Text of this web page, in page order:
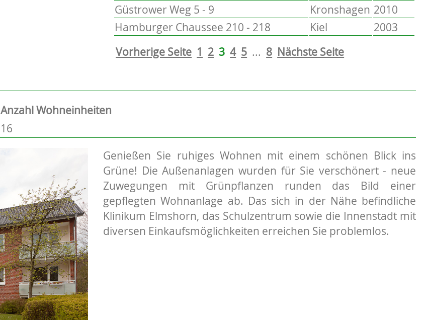
Güstrower Weg 5 - 9
Kronshagen 2010
Hamburger Chaussee 210 - 218
Kiel
2003
Vorherige Seite 1 2 3 4 5 ... 8 Nächste Seite
Anzahl Wohneinheiten
16
Genießen Sie ruhiges Wohnen mit einem schönen Blick ins
Grüne! Die Außenanlagen wurden für Sie verschönert - neue
Zuwegungen mit Grünpflanzen runden das Bild einer
gepflegten Wohnanlage ab. Das sich in der Nähe befindliche
Klinikum Elmshorn, das Schulzentrum sowie die Innenstadt mit
diversen Einkaufsmöglichkeiten erreichen Sie problemlos.